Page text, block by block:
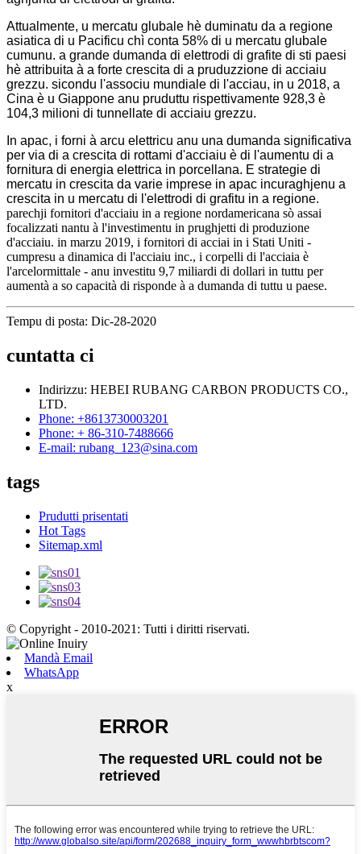
Attualmente, u mercatu glubale hè duminatu da a regione
asiatica di u Pacificu chì conta 58% di u mercatu glubale
cumunu. a grande dumanda di elettrodi di grafite di sti paesi
hè attribuita à a forte crescita di a pruduzzione di acciaiu
grezzu. sicondu l'associu mundiale di l'acciau, in u 2018, a
Cina è u Giappone anu pruduttu rispettivamente 928,3 è
104,3 milioni di tunnellate di acciaiu grezzu.
In apac, i forni à arcu elettricu anu una dumanda significativa
per via di a crescita di rottami d'acciaiu è di l'aumentu di a
fornitura di energia elettrica in porcellana. E strategie di
mercatu in crescita da varie imprese in apac incuraghjenu a
crescita in u mercatu di l'elettrodi di grafitu in a regione.
parechji fornitori d'acciaiu in a regione nordamericana sò assai
focalizzati nantu à l'investimentu in prughjetti di produzione
d'acciaiu. in marzu 2019, i fornitori di acciai in i Stati Uniti -
cumpresu a dinamica di l'acciaiu inc., i corpelli di l'acciaia è
l'arcelormittale - anu investitu 9,7 miliardi di dollari in tuttu per
aumentà a so capacità di risponde à a dumanda di tuttu u paese.
Tempu di posta: Dic-28-2020
cuntatta ci
Indirizzu: HEBEI RUBANG CARBON PRODUCTS CO.,
LTD.
Phone: +8613730003201
Phone: + 86-310-7488666
E-mail: rubang_123@sina.com
tags
Prudutti prisentati
Hot Tags
Sitemap.xml
© Copyright - 2010-2021: Tutti i diritti riservati.
Mandà Email
WhatsApp
x